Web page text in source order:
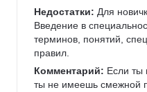
Недостатки: Для
Введение в
терминов, понятий,
правил.
Комментарий: Если ты
ты не имеешь смежной